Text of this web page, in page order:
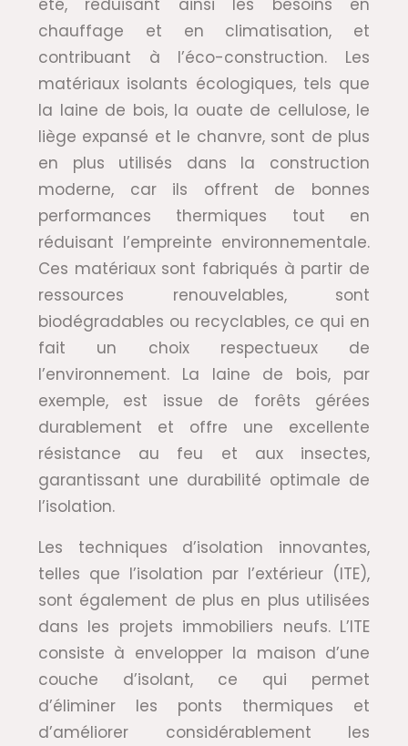
chauffage et en climatisation, et
contribuant à l’éco-construction. Les
matériaux isolants écologiques, tels que
la laine de bois, la ouate de cellulose, le
liège expansé et le chanvre, sont de plus
en plus utilisés dans la construction
moderne, car ils offrent de bonnes
performances thermiques tout en
réduisant l’empreinte environnementale.
Ces matériaux sont fabriqués à partir de
ressources renouvelables, sont
biodégradables ou recyclables, ce qui en
fait un choix respectueux de
l’environnement. La laine de bois, par
exemple, est issue de forêts gérées
durablement et offre une excellente
résistance au feu et aux insectes,
garantissant une durabilité optimale de
l’isolation.
Les techniques d’isolation innovantes,
telles que l’isolation par l’extérieur (ITE),
sont également de plus en plus utilisées
dans les projets immobiliers neufs. L’ITE
consiste à envelopper la maison d’une
couche d’isolant, ce qui permet
d’éliminer les ponts thermiques et
d’améliorer considérablement les